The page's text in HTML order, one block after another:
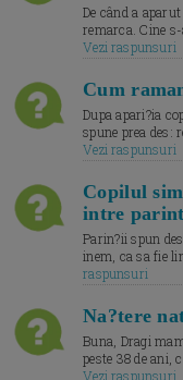
De când a
remarca. Cine
Vezi raspunsuri
Cum
Dupa apari?ia
spune prea des:
Vezi raspunsuri
Copilul
intre
Parin?ii spun
inem, ca sa fie
raspunsuri
Na?tere
Buna, Dragi
peste 38 de ani,
Vezi raspunsuri